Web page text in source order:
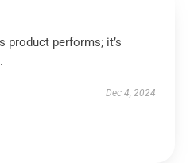
product performs; it’s
Dec 4, 2024